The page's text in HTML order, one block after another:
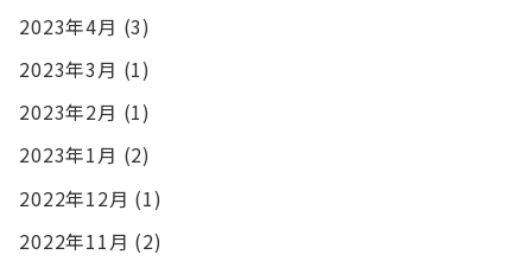
2023年4月 (3)
2023年3月 (1)
2023年2月 (1)
2023年1月 (2)
2022年12月 (1)
2022年11月 (2)